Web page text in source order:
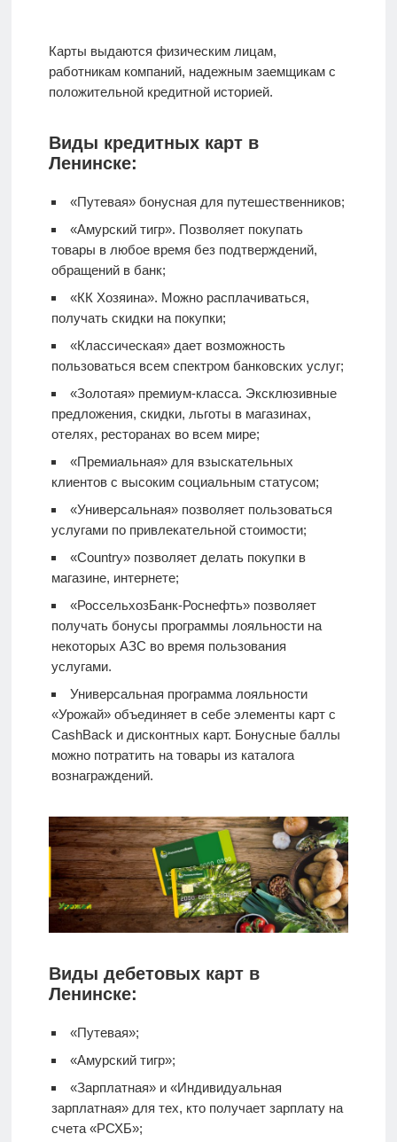
Карты выдаются физическим лицам,
работникам компаний, надежным заемщикам с
положительной кредитной историей.
Виды кредитных карт в
Ленинске:
«Путевая» бонусная для путешественников;
«Амурский тигр». Позволяет покупать
товары в любое время без подтверждений,
обращений в банк;
«КК Хозяина». Можно расплачиваться,
получать скидки на покупки;
«Классическая» дает возможность
пользоваться всем спектром банковских услуг;
«Золотая» премиум-класса. Эксклюзивные
предложения, скидки, льготы в магазинах,
отелях, ресторанах во всем мире;
«Премиальная» для взыскательных
клиентов с высоким социальным статусом;
«Универсальная» позволяет пользоваться
услугами по привлекательной стоимости;
«Country» позволяет делать покупки в
магазине, интернете;
«РоссельхозБанк-Роснефть» позволяет
получать бонусы программы лояльности на
некоторых АЗС во время пользования
услугами.
Универсальная программа лояльности
«Урожай» объединяет в себе элементы карт с
CashBack и дисконтных карт. Бонусные баллы
можно потратить на товары из каталога
вознаграждений.
Виды дебетовых карт в
Ленинске:
«Путевая»;
«Амурский тигр»;
«Зарплатная» и «Индивидуальная
зарплатная» для тех, кто получает зарплату на
счета «РСХБ»;